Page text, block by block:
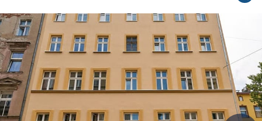
Kliknij, aby powiększyć